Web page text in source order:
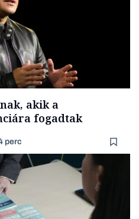
akik a
fogadtak
perc